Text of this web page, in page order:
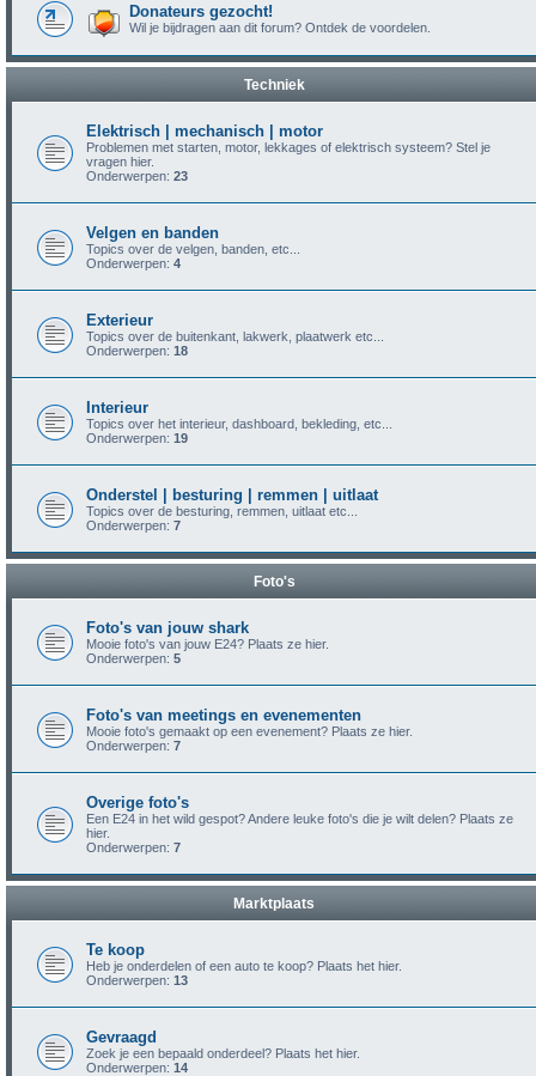
Donateurs gezocht!
Wil je bijdragen aan dit forum? Ontdek de voordelen.
Techniek
Elektrisch | mechanisch | motor
Problemen met starten, motor, lekkages of elektrisch systeem? Stel je
vragen hier.
Onderwerpen: 23
Velgen en banden
Topics over de velgen, banden, etc...
Onderwerpen: 4
Exterieur
Topics over de buitenkant, lakwerk, plaatwerk etc...
Onderwerpen: 18
Interieur
Topics over het interieur, dashboard, bekleding, etc...
Onderwerpen: 19
Onderstel | besturing | remmen | uitlaat
Topics over de besturing, remmen, uitlaat etc...
Onderwerpen: 7
Foto's
Foto's van jouw shark
Mooie foto's van jouw E24? Plaats ze hier.
Onderwerpen: 5
Foto's van meetings en evenementen
Mooie foto's gemaakt op een evenement? Plaats ze hier.
Onderwerpen: 7
Overige foto's
Een E24 in het wild gespot? Andere leuke foto's die je wilt delen? Plaats ze
hier.
Onderwerpen: 7
Marktplaats
Te koop
Heb je onderdelen of een auto te koop? Plaats het hier.
Onderwerpen: 13
Gevraagd
Zoek je een bepaald onderdeel? Plaats het hier.
Onderwerpen: 14